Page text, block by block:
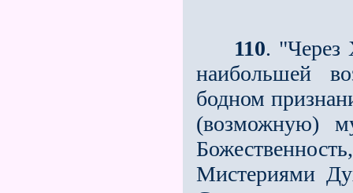
110. "Через
наибольшей
бодном
(возможную)
Мистериями